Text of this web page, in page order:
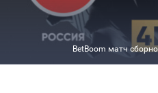
BetBoom матч